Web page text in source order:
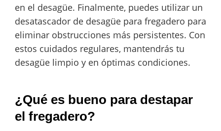
en el desagüe. Finalmente, puedes utilizar un
desatascador de desagüe para fregadero para
eliminar obstrucciones más persistentes. Con
estos cuidados regulares, mantendrás tu
desagüe limpio y en óptimas condiciones.
¿Qué es bueno para destapar
el fregadero?